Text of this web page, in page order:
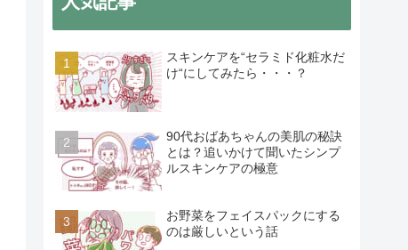
スキンケアを“セラミド化粧水だ
け“にしてみたら・・・？
90代おばあちゃんの美肌の秘訣
とは？追いかけて聞いたシンプ
ルスキンケアの極意
お野菜をフェイスパックにする
のは厳しいという話